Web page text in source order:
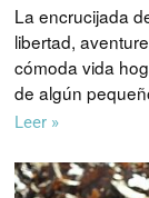
La encrucijada
libertad,
cómoda vida
de algún
Leer »